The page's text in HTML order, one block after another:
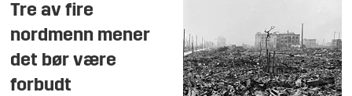
Tre av fire
nordmenn mener
det bør være
forbudt